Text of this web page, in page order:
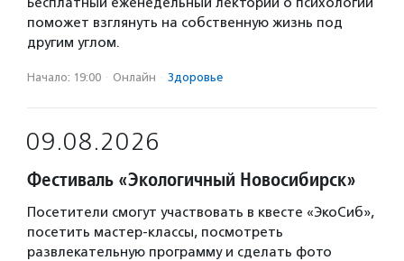
поможет взглянуть на собственную жизнь под
другим углом.
Начало: 19:00 · Онлайн · Здоровье
09.08.2026
Фестиваль «Экологичный Новосибирск»
Посетители смогут участвовать в квесте «ЭкоСиб»,
посетить мастер-классы, посмотреть
развлекательную программу и сделать фото